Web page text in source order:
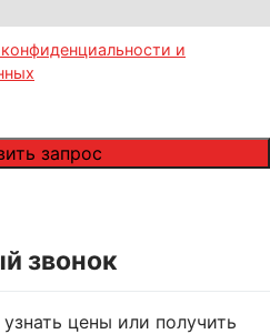
и
звонок
цены или получить